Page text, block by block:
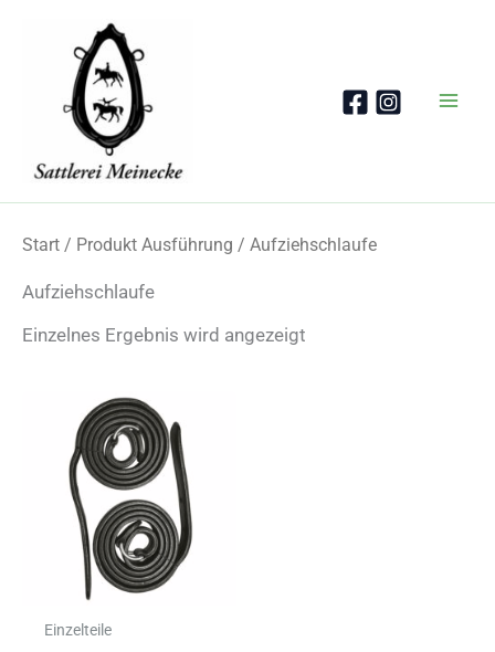
Start / Produkt Ausführung / Aufziehschlaufe
Aufziehschlaufe
Einzelnes Ergebnis wird angezeigt
Einzelteile